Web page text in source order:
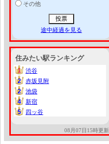
その他
途中経過を見る
住みたい駅ランキング
1
1
渋谷
2
2
赤坂見附
2
2
池袋
4
4
新宿
5
5 四ッ谷
08月07日15時更新